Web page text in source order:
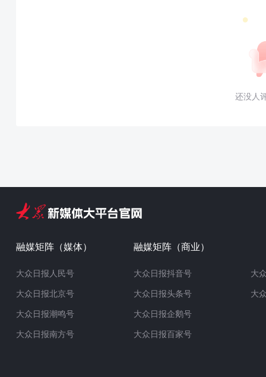
还没人
融媒矩阵（媒体）
大众日报人民号
大众日报北京号
大众日报潮鸣号
大众日报南方号
融媒矩阵（商业）
大众日报抖音号
大众日报头条号
大众日报企鹅号
大众日报百家号
大
大